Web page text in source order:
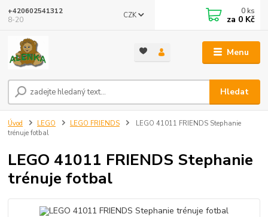
Menu
CZK
Hledat
+420602541312
8-20
0 ks
za 0 Kč
Úvod LEGO LEGO FRIENDS
LEGO 41011 FRIENDS Stephanie
trénuje fotbal
LEGO 41011 FRIENDS Stephanie
trénuje fotbal